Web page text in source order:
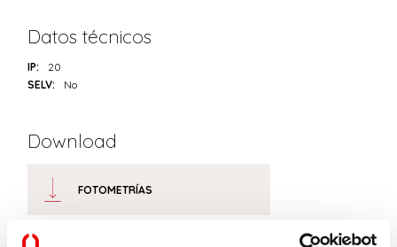
Datos técnicos
IP:
20
SELV:
No
Download
FOTOMETRÍAS